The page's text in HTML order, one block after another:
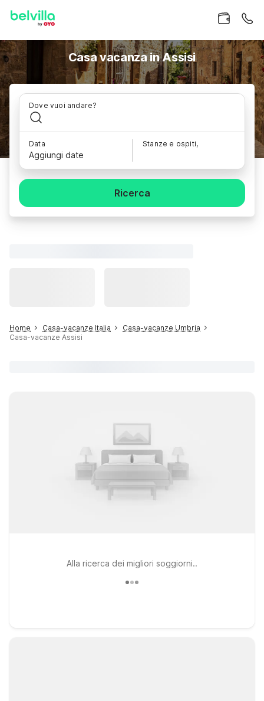
Casa vacanza in Assisi
Dove vuoi andare?
Data
Aggiungi date
Stanze e ospiti,
Ricerca
Home Casa-vacanze Italia
Casa-vacanze Umbria
Casa-vacanze Assisi
Alla ricerca dei migliori soggiorni..